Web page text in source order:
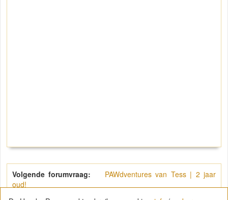
Volgende forumvraag:
PAWdventures van Tess | 2 jaar
oud!